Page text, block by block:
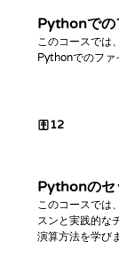
Pythonでの
このコースでは
Pythonでのファ
12
Pythonのセ
このコースでは
スンと実践的な
演算方法を学び